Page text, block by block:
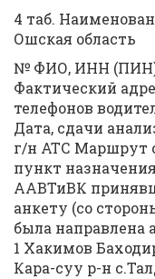
4 таб.
Ошская область
№ ФИО, ИНН (ПИН),
Фактический
телефонов
Дата, сдачи
г/н АТС Маршрут
пункт
ААВТиВК
анкету (со
была направлена
1 Хакимов
Кара-суу р-н